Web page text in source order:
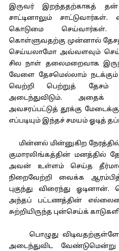
இருவர் இறந்ததற்காகத்
சாட்டினாலும்
கொடுமை செய்வார்கள்.
கொள்ளுவதற்கு முன்னால்
செய்யலாமோ அவ்வளவும்
சில நாள் தலைமறைவாக
வேளை தேசமெல்லாம் நடக்கும்
வெற்றி பெற்றுத் தேசம்
அடைந்துவிடும்.
அவசரப்பட்டுத் தூக்கு
எப்படியும் இந்தச் சமயம் ஓடித்
மின்னல் மின்னுகிற
குமாரலிங்கத்தின் மனத்தில்
அவன் உள்ளம் செய்த
நிறைவேற்றி வைக்க
புகுந்து விரைந்து
அந்தப் பட்டணத்தின்
சுற்றியிருந்த புன்செய்க்
பொழுது
அடைந்துவிட வேண்டுமென்று